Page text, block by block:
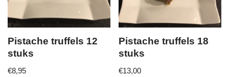
Pistache truffels 12
stuks
€8,95
Pistache truffels 18
stuks
€13,00